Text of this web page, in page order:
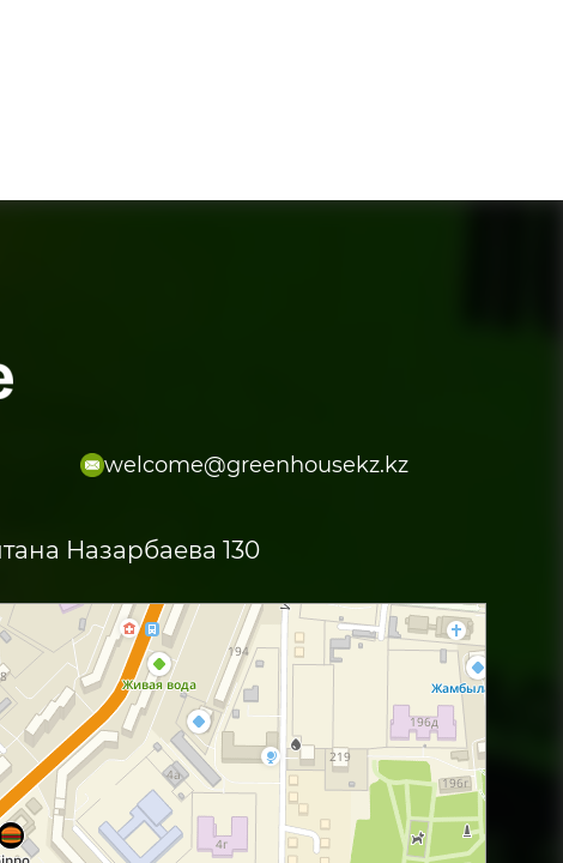
welcome@greenhousekz.kz
Назарбаева 130